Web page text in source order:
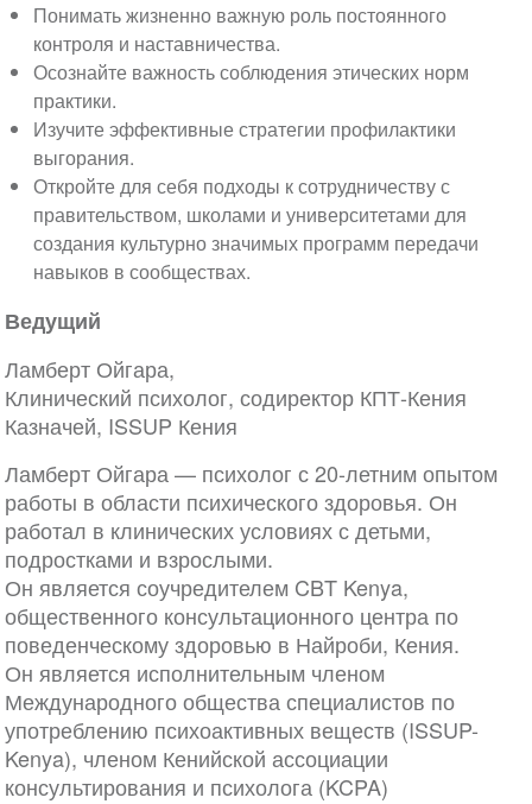
Понимать жизненно важную роль постоянного
контроля и наставничества.
Осознайте важность соблюдения этических норм
практики.
Изучите эффективные стратегии профилактики
выгорания.
Откройте для себя подходы к сотрудничеству с
правительством, школами и университетами для
создания культурно значимых программ передачи
навыков в сообществах.
Ведущий
Ламберт Ойгара,
Клинический психолог, содиректор КПТ-Кения
Казначей, ISSUP Кения
Ламберт Ойгара — психолог с 20-летним опытом
работы в области психического здоровья. Он
работал в клинических условиях с детьми,
подростками и взрослыми.
Он является соучредителем CBT Kenya,
общественного консультационного центра по
поведенческому здоровью в Найроби, Кения.
Он является исполнительным членом
Международного общества специалистов по
употреблению психоактивных веществ (ISSUP-
Kenya), членом Кенийской ассоциации
консультирования и психолога (KCPA)